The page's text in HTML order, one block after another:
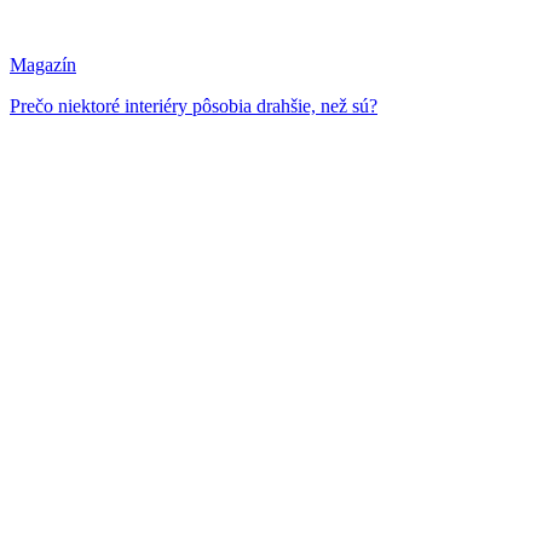
Magazín
Prečo niektoré interiéry pôsobia drahšie, než sú?